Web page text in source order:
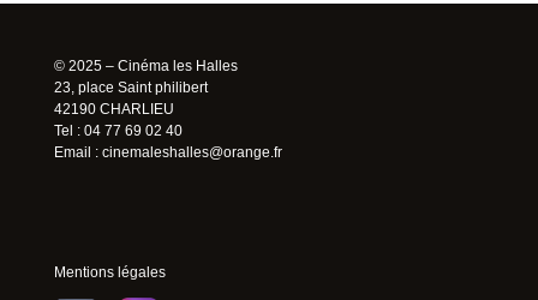
© 2025 – Cinéma les Halles
23, place Saint philibert
42190 CHARLIEU
Tel : 04 77 69 02 40
Email : cinemaleshalles@orange.fr
Mentions légales